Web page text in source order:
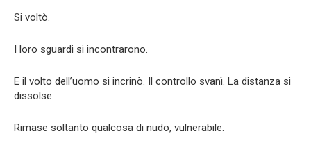
Si voltò.
I loro sguardi si incontrarono.
E il volto dell’uomo si incrinò. Il controllo svanì. La distanza si
dissolse.
Rimase soltanto qualcosa di nudo, vulnerabile.